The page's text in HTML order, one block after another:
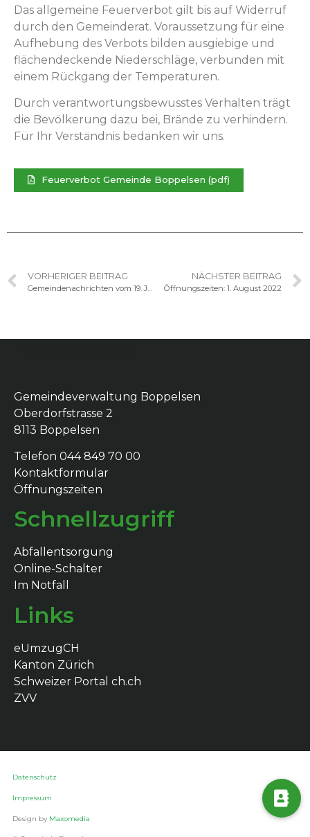
Das all­ge­meine Feuerver­bot gilt bis auf Wider­ruf
durch den Gemein­der­at. Voraus­set­zung für eine
Aufhe­bung des Ver­bots bilden aus­giebige und
flächen­deck­ende Nieder­schläge, ver­bun­den mit
einem Rück­gang der Temperaturen.
Durch ver­ant­wor­tungs­be­wusstes Ver­hal­ten trägt
die Bevölkerung dazu bei, Brände zu ver­hin­dern.
Für Ihr Ver­ständ­nis bedanken wir uns.
Feuerver­bot Gemeinde Bop­pelsen (pdf)
VORHERIGER BEITRAG NÄCHSTER BEITRAG
Öffnungszeiten: 1. August 2022
Gemeindeverwaltung Boppelsen
Oberdorfstrasse 2
8113 Boppelsen
Telefon 044 849 70 00
Kontaktformular
Öffnungszeiten
Schnellzugriff
Abfallentsorgung
Online-Schalter
Im Notfall
Links
eUmzugCH
Kanton Zürich
Schweizer Portal ch.ch
ZVV
Datenschutz
Impressum
Design by Maxomedia